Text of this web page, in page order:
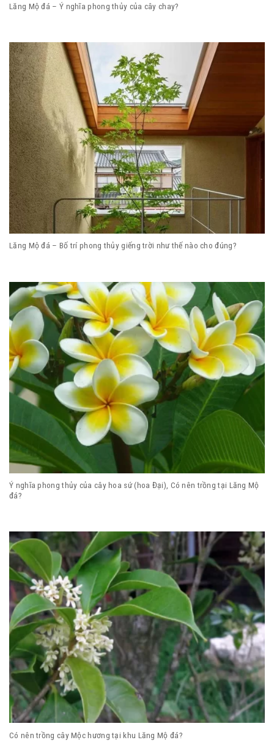
Lăng Mộ đá – Ý nghĩa phong thủy của cây chay?
Lăng Mộ đá – Bố trí phong thủy giếng trời như thế nào cho đúng?
Ý nghĩa phong thủy của cây hoa sứ (hoa Đại), Có nên trồng tại Lăng Mộ
đá?
Có nên trồng cây Mộc hương tại khu Lăng Mộ đá?